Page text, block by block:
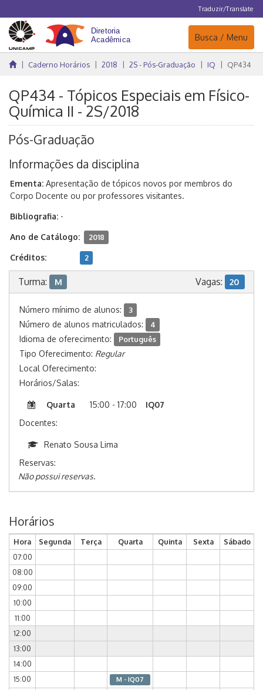
Traduzir/Translate
Navegação
Busca / Menu
Caderno Horários 2018 2S - Pós-Graduação IQ QP434
QP434 - Tópicos Especiais em Físico-
Química II - 2S/2018
Pós-Graduação
Informações da disciplina
Ementa: Apresentação de tópicos novos por membros do
Corpo Docente ou por professores visitantes.
Bibliografia: -
Ano de Catálogo: 2018
Créditos: 2
Turma: M Vagas: 20
Número mínimo de alunos: 3
Número de alunos matriculados: 4
Idioma de oferecimento: Português
Tipo Oferecimento: Regular
Local Oferecimento:
Horários/Salas:
Quarta 15:00 - 17:00
IQ07
Docentes:
Renato Sousa Lima
Reservas:
Não possui reservas.
Horários
Hora Segunda Terça Quarta Quinta Sexta
Sábado
07:00
08:00
09:00
10:00
11:00
12:00
13:00
14:00
15:00
M - IQ07